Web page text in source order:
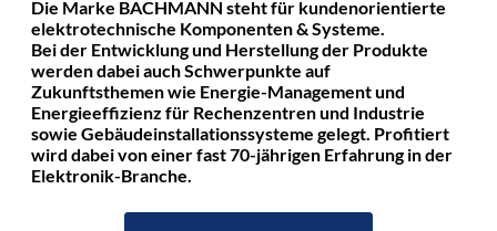
Die Marke BACHMANN steht für kundenorientierte
elektrotechnische Komponenten & Systeme.
Bei der Entwicklung und Herstellung der Produkte
werden dabei auch Schwerpunkte auf
Zukunftsthemen wie Energie-Management und
Energieeffizienz für Rechenzentren und Industrie
sowie Gebäudeinstallationssysteme gelegt. Profitiert
wird dabei von einer fast 70-jährigen Erfahrung in der
Elektronik-Branche.